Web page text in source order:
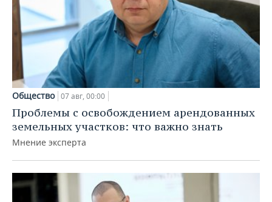
Общество 07 авг, 00:00
Проблемы с освобождением арендованных
земельных участков: что важно знать
Мнение эксперта